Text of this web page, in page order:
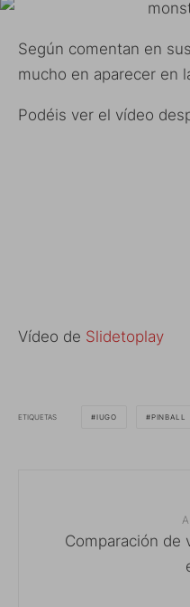
Según comentan en
mucho en aparecer en
Podéis ver el vídeo
Vídeo de Slidetoplay
ETIQUETAS IUGO PINBALL
Comparación de